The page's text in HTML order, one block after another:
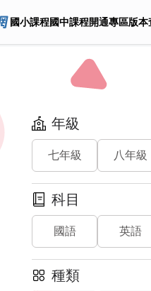
國小課程國中課程開通專區版本
年級
七年級 八年級
科目
國語
英語
種類